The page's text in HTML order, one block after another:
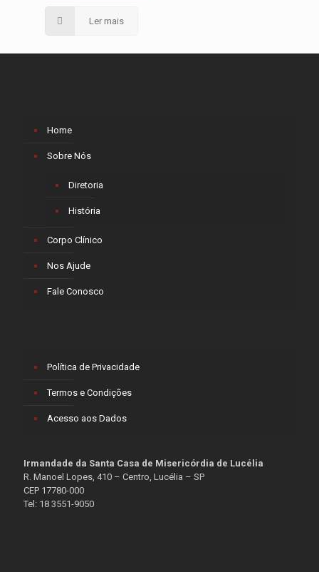
Ler mais
Home
Sobre Nós
Diretoria
História
Corpo Clínico
Nos Ajude
Fale Conosco
Política de Privacidade
Termos e Condições
Acesso aos Dados
Irmandade da Santa Casa de Misericórdia de Lucélia
R. Manoel Lopes, 410 – Centro, Lucélia – SP
CEP 17780-000
Tel: 18 3551-9050